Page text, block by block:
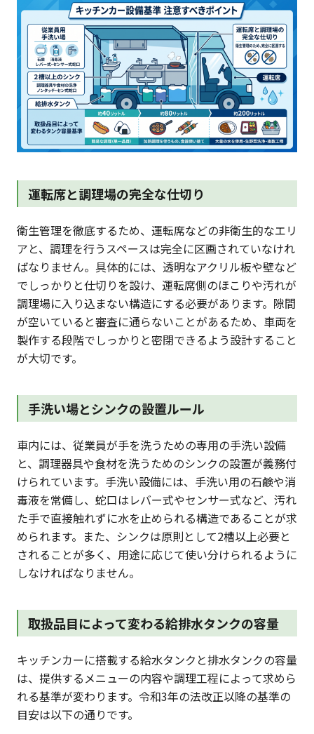
運転席と調理場の完全な仕切り
衛生管理を徹底するため、運転席などの非衛生的なエリ
アと、調理を行うスペースは完全に区画されていなけれ
ばなりません。具体的には、透明なアクリル板や壁など
でしっかりと仕切りを設け、運転席側のほこりや汚れが
調理場に入り込まない構造にする必要があります。隙間
が空いていると審査に通らないことがあるため、車両を
製作する段階でしっかりと密閉できるよう設計すること
が大切です。
手洗い場とシンクの設置ルール
車内には、従業員が手を洗うための専用の手洗い設備
と、調理器具や食材を洗うためのシンクの設置が義務付
けられています。手洗い設備には、手洗い用の石鹸や消
毒液を常備し、蛇口はレバー式やセンサー式など、汚れ
た手で直接触れずに水を止められる構造であることが求
められます。また、シンクは原則として2槽以上必要と
されることが多く、用途に応じて使い分けられるように
しなければなりません。
取扱品目によって変わる給排水タンクの容量
キッチンカーに搭載する給水タンクと排水タンクの容量
は、提供するメニューの内容や調理工程によって求めら
れる基準が変わります。令和3年の法改正以降の基準の
目安は以下の通りです。